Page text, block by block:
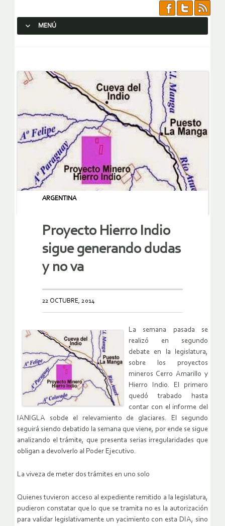
MENÚ
ARGENTINA
Proyecto Hierro Indio
sigue generando dudas
y no va
22 OCTUBRE, 2014
La semana pasada se
realizó en segundo
debate en la legislatura,
sobre los proyectos
mineros Cerro Amarillo y
Hierro Indio. El primero
quedó trabado hasta
contar con el informe del
IANIGLA sobde el relevamiento de glaciares. El segundo
seguirá siendo debatido la semana que viene, por ende se sigue
analizando el trámite, que presenta serias irregularidades que
obligan a devolverlo al Poder Ejecutivo.
La viveza de meter dos trámites en uno solo
Quienes tuvieron acceso al expediente remitido a la legislatura,
pudieron constatar que lo que se tramita no es la autorización
para validar legislativamente un yacimiento con esta DIA, sino